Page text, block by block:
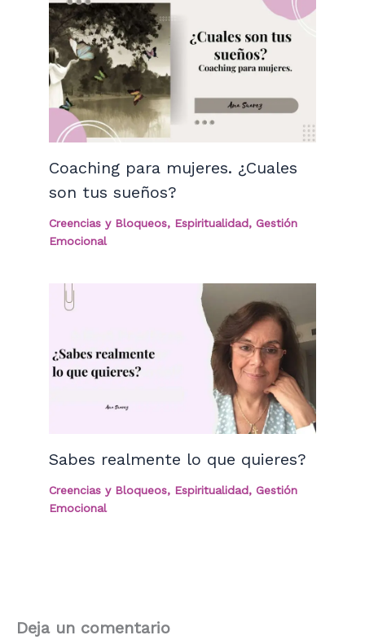
Coaching para mujeres. ¿Cuales
son tus sueños?
Creencias y Bloqueos, Espiritualidad, Gestión
Emocional
Sabes realmente lo que quieres?
Creencias y Bloqueos, Espiritualidad, Gestión
Emocional
Deja un comentario